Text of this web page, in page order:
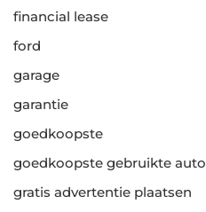
financial lease
ford
garage
garantie
goedkoopste
goedkoopste gebruikte auto
gratis advertentie plaatsen